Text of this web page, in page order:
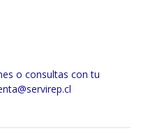
o consultas con tu